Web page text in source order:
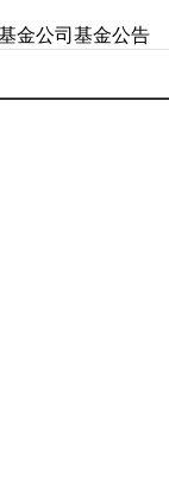
金公司基金公告